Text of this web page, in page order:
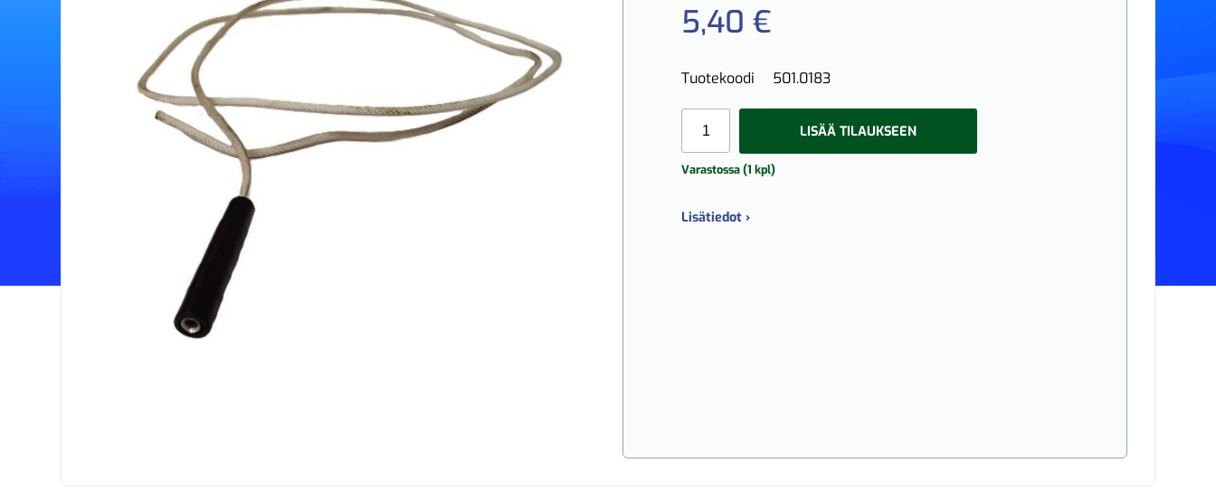
5,40 €
Tuotekoodi 501.0183
LISÄÄ TILAUKSEEN
Varastossa (1 kpl)
Lisätiedot ›